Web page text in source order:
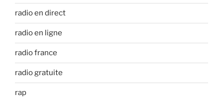
radio en direct
radio en ligne
radio france
radio gratuite
rap